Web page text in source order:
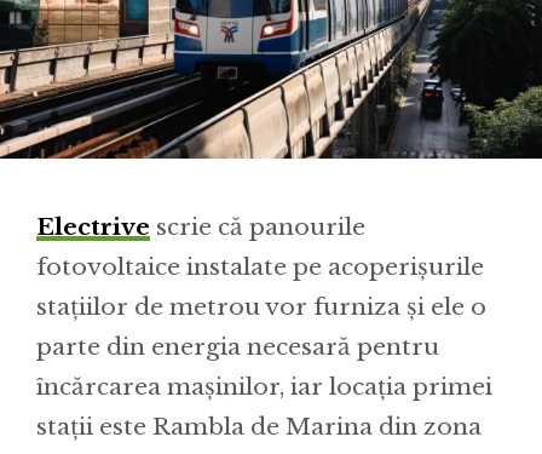
Electrive scrie că panourile
fotovoltaice instalate pe acoperișurile
stațiilor de metrou vor furniza și ele o
parte din energia necesară pentru
încărcarea mașinilor, iar locația primei
stații este Rambla de Marina din zona